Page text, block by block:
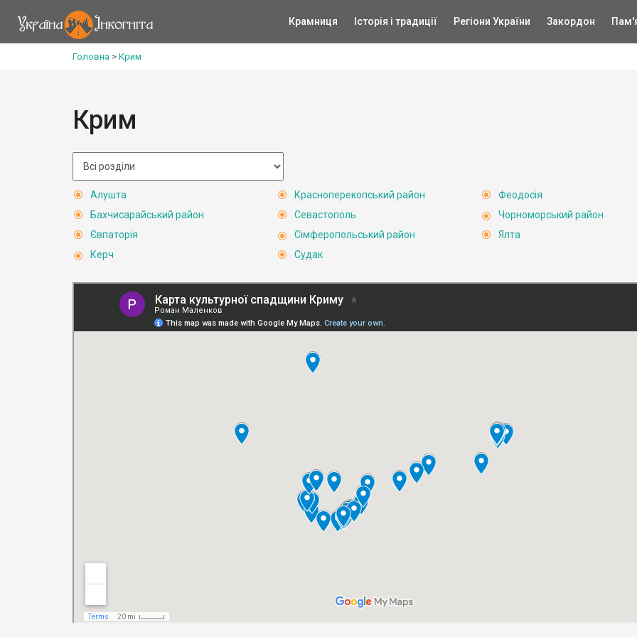
Крамниця Історія і традиції Регіони України Закордон
Головна > Крим
Крим
Алушта
Бахчисарайський район
Євпаторія
Керч
Красноперекопський район
Севастополь
Сімферопольський район
Судак
Феодосія
Чорноморський район
Ялта